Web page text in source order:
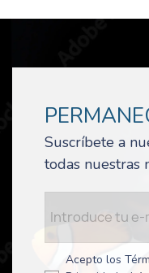
Suscríbete a
todas nuestras
Acepto los